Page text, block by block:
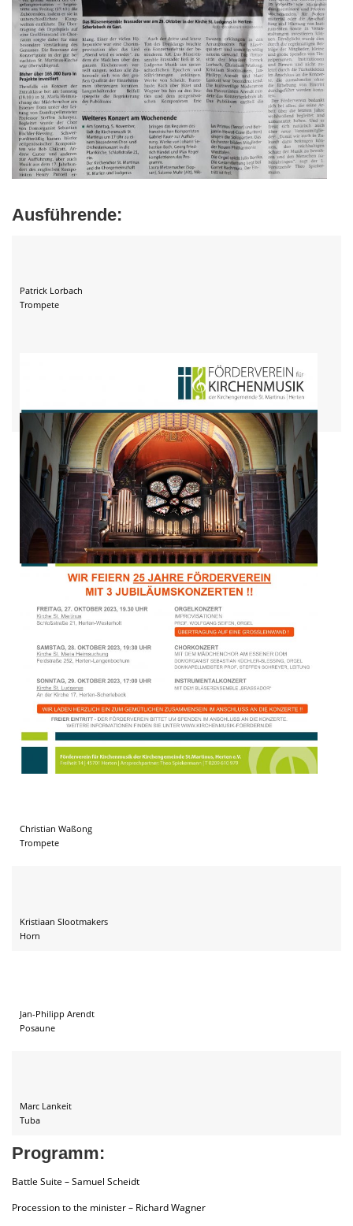
Ausführende:
Patrick Lorbach
Trompete
Christian Waßong
Trompete
Kristiaan Slootmakers
Horn
Jan-Philipp Arendt
Posaune
Marc Lankeit
Tuba
Programm:
Battle Suite – Samuel Scheidt
Procession to the minister – Richard Wagner